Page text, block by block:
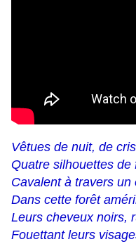
Vêtues de nuit, de
Quatre silhouettes
Cavalent à travers un
Dans cette forêt
Leurs cheveux noirs,
Fouettant leurs